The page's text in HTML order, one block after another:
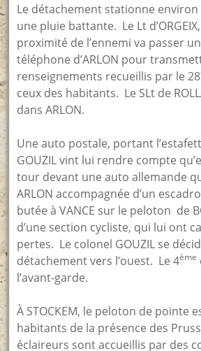
Le détachement stationne environ
une pluie battante. Le Lt
proximité de l’ennemi va passer
téléphone d’ARLON pour
renseignements recueillis par le 28
ceux des habitants. Le SLt de
dans ARLON.
Une auto postale, portant
GOUZIL vint lui rendre compte
tour devant une auto allemande
ARLON accompagnée d’un
butée à VANCE sur le peloton de
d’une section cycliste, qui lui ont
pertes. Le colonel GOUZIL se
détachement vers l’ouest. Le 4ème
l’avant-garde.
À STOCKEM, le peloton de pointe
habitants de la présence des
éclaireurs sont accueillis par des